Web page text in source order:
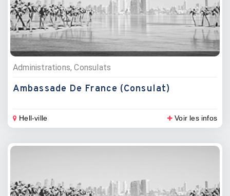
Administrations, Consulats
Ambassade De France (Consulat)
Hell-ville Voir les infos